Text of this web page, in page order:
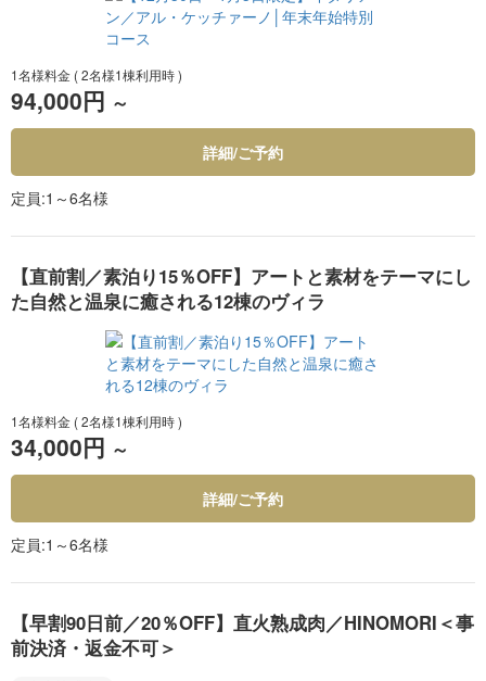
1名様料金 ( 2名様1棟利用時 )
94,000円 ～
詳細/ご予約
定員 1～6名様
【直前割／素泊り15％OFF】アートと素材をテーマにし
た自然と温泉に癒される12棟のヴィラ
1名様料金 ( 2名様1棟利用時 )
34,000円 ～
詳細/ご予約
定員 1～6名様
【早割90日前／20％OFF】直火熟成肉／HINOMORI＜事
前決済・返金不可＞